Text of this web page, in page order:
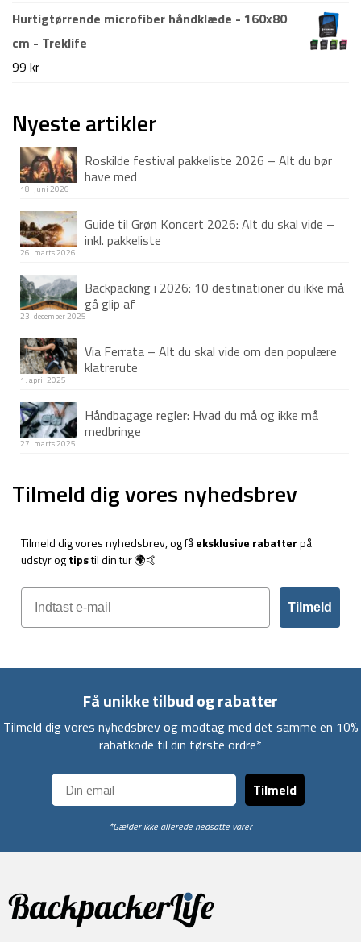
1.499 kr. 1.199 kr.
oprindelige
pris
aktuelle
Hurtigtørrende microfiber håndklæde - 160x80
cm - Treklife
99 kr
Nyeste artikler
Roskilde festival pakkeliste 2026 – Alt du bør
have med
18. juni 2026
Guide til Grøn Koncert 2026: Alt du skal vide –
inkl. pakkeliste
26. marts 2026
Backpacking i 2026: 10 destinationer du ikke må
gå glip af
23. december 2025
Via Ferrata – Alt du skal vide om den populære
klatrerute
1. april 2025
Håndbagage regler: Hvad du må og ikke må
medbringe
27. marts 2025
Tilmeld dig vores nyhedsbrev
Tilmeld dig vores nyhedsbrev, og fåeksklusive rabatterpå
udstyr ogtipstil din tur 🌍🤙
Tilmeld
Få unikke tilbud og rabatter
Tilmeld dig vores nyhedsbrev og modtag med det samme en 10%
rabatkode til din første ordre*
Tilmeld
*Gælder ikke allerede nedsatte varer